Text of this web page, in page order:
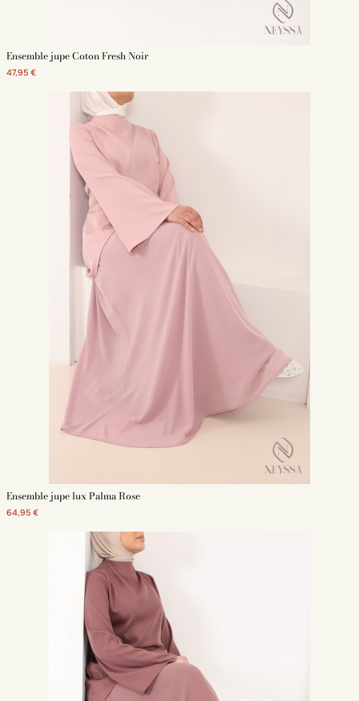
Ensemble jupe Coton Fresh Noir
47,95 €
Ensemble jupe lux Palma Rose
64,95 €